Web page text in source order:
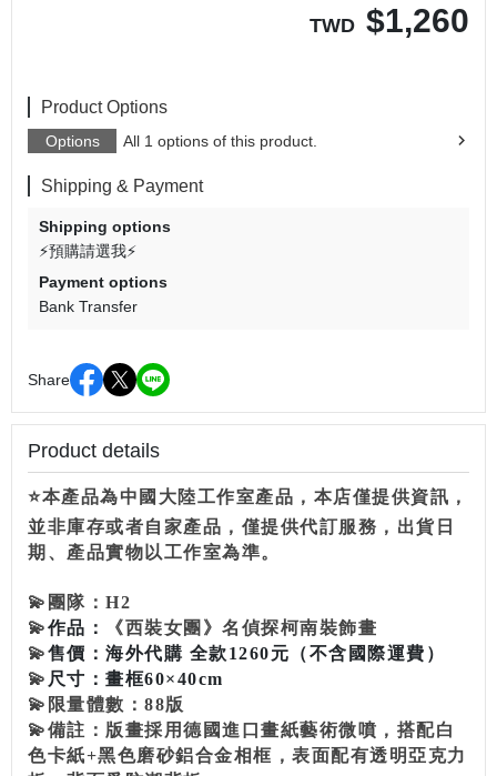
TWD $1,260
Product Options
Options All 1 options of this product.
Shipping & Payment
Shipping options
⚡預購請選我⚡
Payment options
Bank Transfer
Share
Product details
⭐本產品為中國大陸工作室產品，本店僅提供資訊，
並非庫存或者自家產品，僅提供代訂服務，出貨日
期、產品實物以工作室為準。
💫 團隊： H2
💫作品：
《西裝女團》名偵探柯南裝飾畫
💫售價： 海外代購 全款1260元 （不含國際運費）
💫 尺寸： 畫框60×40cm
💫限量體數：88版
💫備註： 版畫採用德國進口畫紙藝術微噴，搭配白
色卡紙+黑色磨砂鋁合金相框，表面配有透明亞克力